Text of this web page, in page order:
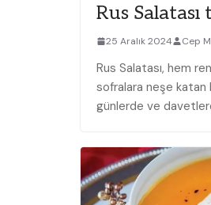
Rus
25 Aralık 2024 Cep
Rus Salatası, hem
sofralara neşe katan
günlerde ve